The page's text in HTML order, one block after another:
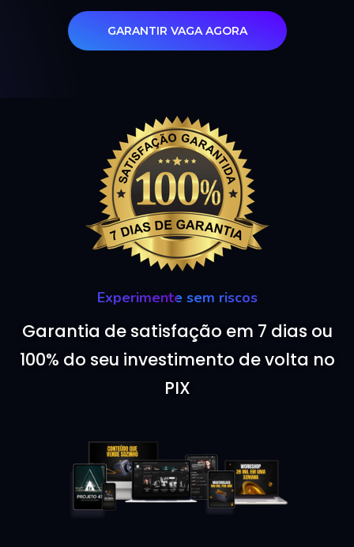
GARANTIR VAGA AGORA
Experimente sem riscos
Garantia de satisfação em 7 dias ou
100% do seu investimento de volta no
PIX